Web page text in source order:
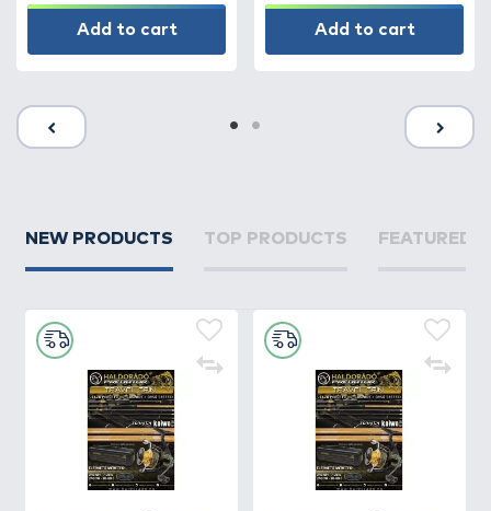
Add to cart Add to cart
NEW PRODUCTS TOP PRODUCTS FEATURED